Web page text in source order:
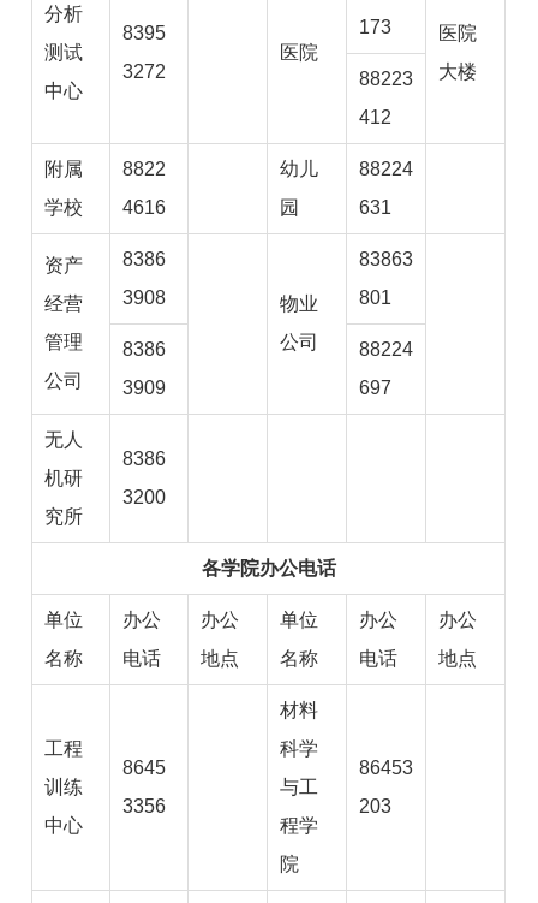
分析
测试
中心
8395
3272
医院
173
医院
大楼
88223
412
附属
学校
8822
4616
幼儿
园
88224
631
资产
经营
管理
公司
8386
3908
物业
公司
83863
801
8386
3909
88224
697
无人
机研
究所
8386
3200
各学院办公电话
单位
名称
办公
电话
办公
地点
单位
名称
办公
电话
办公
地点
工程
训练
中心
8645
3356
材料
科学
与工
程学
院
86453
203